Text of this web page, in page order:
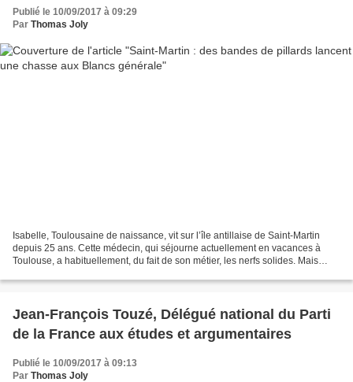
Publié le 10/09/2017 à 09:29
Par Thomas Joly
Isabelle, Toulousaine de naissance, vit sur l’île antillaise de Saint-Martin
depuis 25 ans. Cette médecin, qui séjourne actuellement en vacances à
Toulouse, a habituellement, du fait de son métier, les nerfs solides. Mais
Jean-François Touzé, Délégué national du Parti
de la France aux études et argumentaires
Publié le 10/09/2017 à 09:13
Par Thomas Joly